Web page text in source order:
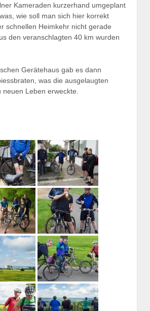
Kameraden kurzerhand umgeplant
wie soll man sich hier korrekt
schnellen Heimkehr nicht gerade
den veranschlagten 40 km wurden
Gerätehaus gab es dann
was die ausgelaugten
Leben erweckte.